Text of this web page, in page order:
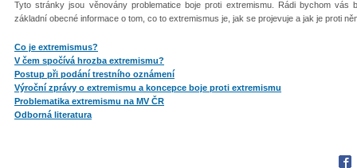
Tyto stránky jsou věnovány problematice boje proti extremismu. Rádi bychom vás
základní obecné informace o tom, co to extremismus je, jak se projevuje a jak je proti
Co je extremismus?
V čem spočívá hrozba extremismu?
Postup při podání trestního oznámení
Výroční zprávy o extremismu a koncepce boje proti extremismu
Problematika extremismu na MV ČR
Odborná literatura